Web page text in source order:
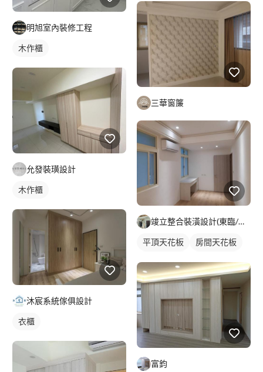
明旭室內裝修工程
木作櫃
允發裝璜設計
木作櫃
沐宸系統傢俱設計
衣櫃
三華窗簾
竣立整合裝潢設計(東臨/寓意)
平頂天花板
房間天花板
富鈞